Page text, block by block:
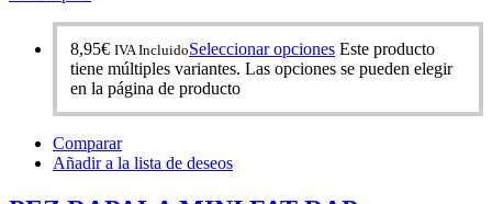
8,95€ IVA IncluidoSeleccionar opciones Este producto
tiene múltiples variantes. Las opciones se pueden elegir
en la página de producto
Comparar
Añadir a la lista de deseos